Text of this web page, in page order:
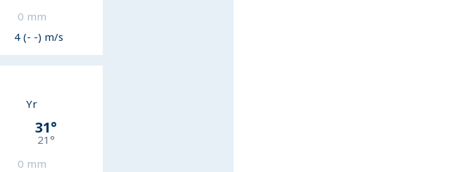
0 mm
4 (- -) m/s
Yr
31°
21 °
0 mm